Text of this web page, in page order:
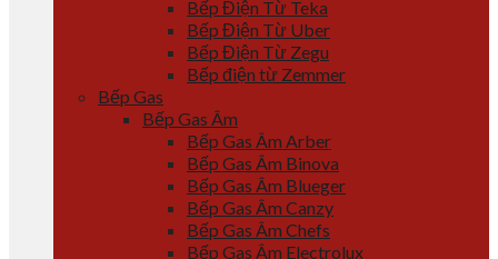
Bếp Điện Từ Teka
Bếp Điện Từ Uber
Bếp Điện Từ Zegu
Bếp điện từ Zemmer
Bếp Gas
Bếp Gas Âm
Bếp Gas Âm Arber
Bếp Gas Âm Binova
Bếp Gas Âm Blueger
Bếp Gas Âm Canzy
Bếp Gas Âm Chefs
Bếp Gas Âm Electrolux